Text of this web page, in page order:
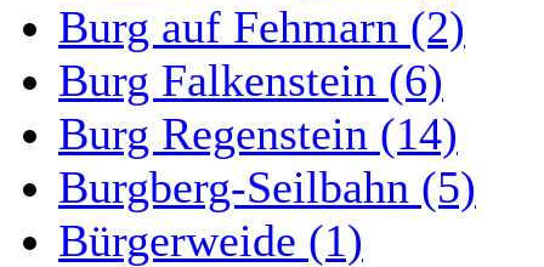
Burg auf Fehmarn (2)
Burg Falkenstein (6)
Burg Regenstein (14)
Burgberg-Seilbahn (5)
Bürgerweide (1)